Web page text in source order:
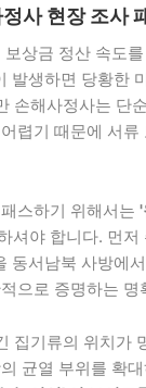
사 현장 조사
상금 정산 속도
발생하면 당황한
손해사정사는 단
렵기 때문에 서
스하기 위해서는 '
셔야 합니다. 먼
동서남북 사방에
으로 증명하는
집기류의 위치가
균열 부위를 확